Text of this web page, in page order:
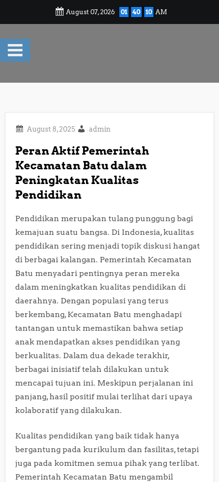
August 07, 2026 01 40 11 AM
admin
Peran Aktif Pemerintah
Kecamatan Batu dalam
Peningkatan Kualitas
Pendidikan
Pendidikan merupakan tulang punggung bagi
kemajuan suatu bangsa. Di Indonesia, kualitas
pendidikan sering menjadi topik diskusi hangat
di berbagai kalangan. Pemerintah Kecamatan
Batu menyadari pentingnya peran mereka
dalam meningkatkan kualitas pendidikan di
daerahnya. Dengan populasi yang terus
berkembang, Kecamatan Batu menghadapi
tantangan untuk memastikan bahwa setiap
anak mendapatkan akses pendidikan yang
berkualitas. Dalam dua dekade terakhir,
berbagai inisiatif telah dilakukan untuk
mencapai tujuan ini. Meskipun perjalanan ini
panjang, hasil positif mulai terlihat dari upaya
kolaboratif yang dilakukan.
Kualitas pendidikan yang baik tidak hanya
bergantung pada kurikulum dan fasilitas, tetapi
juga pada komitmen semua pihak yang terlibat.
Pemerintah Kecamatan Batu mengambil